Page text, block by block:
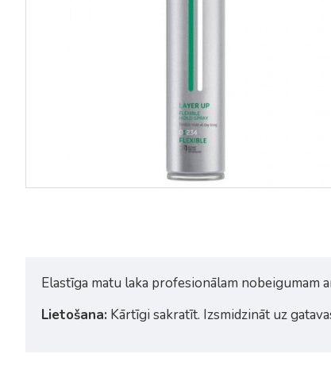
Elastīga matu laka profesionālam nobeigumam
Lietošana: Kārtīgi sakratīt. Izsmidzināt uz